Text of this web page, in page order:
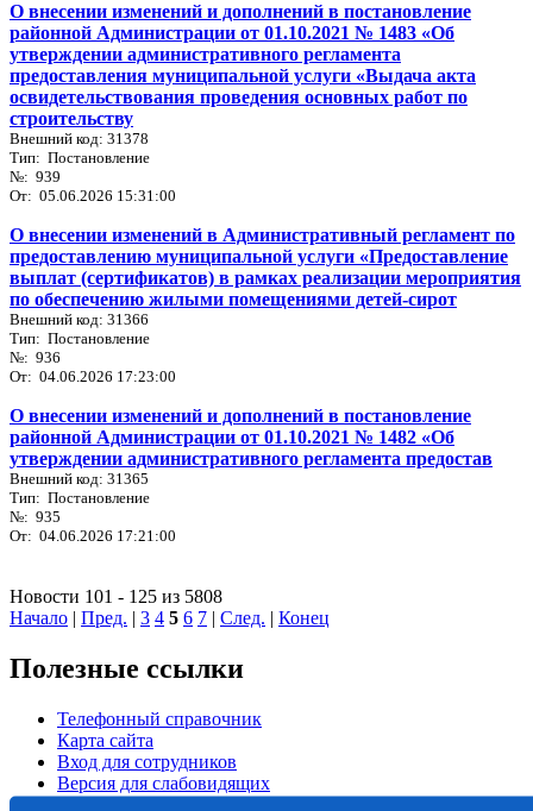
О внесении изменений и дополнений в постановление
районной Администрации от 01.10.2021 № 1483 «Об
утверждении административного регламента
предоставления муниципальной услуги «Выдача акта
освидетельствования проведения основных работ по
строительству
Внешний код: 31378
Тип: Постановление
№: 939
От: 05.06.2026 15:31:00
О внесении изменений в Административный регламент по
предоставлению муниципальной услуги «Предоставление
выплат (сертификатов) в рамках реализации мероприятия
по обеспечению жилыми помещениями детей-сирот
Внешний код: 31366
Тип: Постановление
№: 936
От: 04.06.2026 17:23:00
О внесении изменений и дополнений в постановление
районной Администрации от 01.10.2021 № 1482 «Об
утверждении административного регламента предостав
Внешний код: 31365
Тип: Постановление
№: 935
От: 04.06.2026 17:21:00
Новости 101 - 125 из 5808
Начало | Пред. | 3 4 5 6 7 | След. | Конец
Полезные ссылки
Телефонный справочник
Карта сайта
Вход для сотрудников
Версия для слабовидящих